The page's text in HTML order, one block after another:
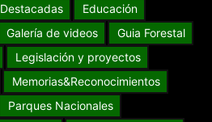
Destacadas
Educación
Galería de videos
Guia Forestal
Legislación y proyectos
Memorias&Reconocimientos
Parques Nacionales